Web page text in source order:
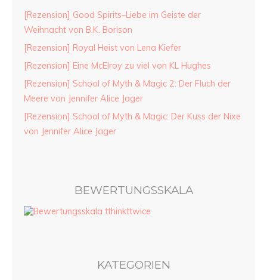
[Rezension] Good Spirits–Liebe im Geiste der
Weihnacht von B.K. Borison
[Rezension] Royal Heist von Lena Kiefer
[Rezension] Eine McElroy zu viel von KL Hughes
[Rezension] School of Myth & Magic 2: Der Fluch der
Meere von Jennifer Alice Jager
[Rezension] School of Myth & Magic: Der Kuss der Nixe
von Jennifer Alice Jager
BEWERTUNGSSKALA
KATEGORIEN